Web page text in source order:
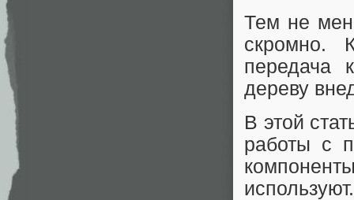
Тем не
скромно.
передача
дереву
В этой
работы с
используют.